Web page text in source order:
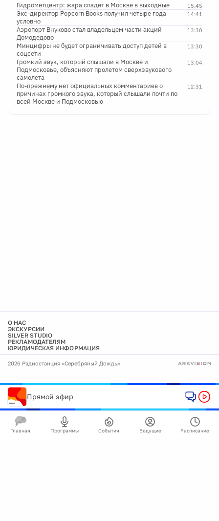
15:45
Гидрометцентр: жара спадет в Москве в выходные
14:41
Экс-директор Popcorn Books получил четыре года
условно
13:30
Аэропорт Внуково стал владельцем части акций
Домодедово
13:30
Минцифры не будет ограничивать доступ детей в
соцсети
13:04
Громкий звук, который слышали в Москве и
Подмосковье, объясняют пролетом сверхзвукового
самолета
12:31
По-прежнему нет официальных комментариев о
причинах громкого звука, который слышали почти по
всей Москве и Подмосковью
О НАС
ЭКСКУРСИИ
SILVER STUDIO
РЕКЛАМОДАТЕЛЯМ
ЮРИДИЧЕСКАЯ ИНФОРМАЦИЯ
2026 Радиостанция «Серебряный Дождь»
Прямой эфир
Главная Программы События Ведущие Расписание